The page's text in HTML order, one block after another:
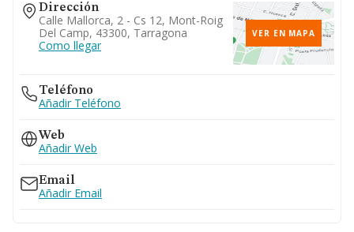
Dirección
Calle Mallorca, 2 - Cs 12, Mont-Roig
Del Camp, 43300, Tarragona
Como llegar
VER EN MAPA
Teléfono
Añadir Teléfono
Web
Añadir Web
Email
Añadir Email